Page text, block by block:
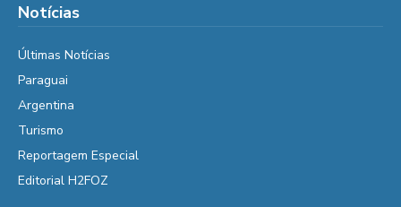
Notícias
Últimas Notícias
Paraguai
Argentina
Turismo
Reportagem Especial
Editorial H2FOZ